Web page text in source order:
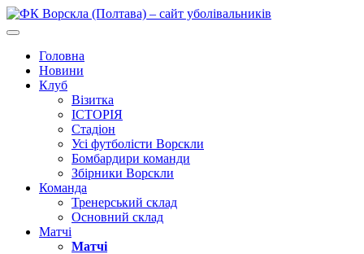
Головна
Новини
Клуб
Візитка
ІСТОРІЯ
Стадіон
Усі футболісти Ворскли
Бомбардири команди
Збірники Ворскли
Команда
Тренерський склад
Основний склад
Матчі
Матчі